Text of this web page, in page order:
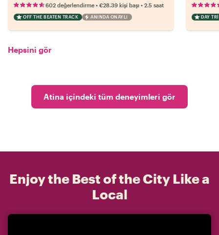
602 değerlendirme • €28.39 kişi başı • 2.5 saat
OFF THE BEATEN TRACK ANINDA ONAYLI DAY
Hepsini gör
Atina içindeki tüm deneyimleri gör
Enjoy the Best of the City Like a
Local